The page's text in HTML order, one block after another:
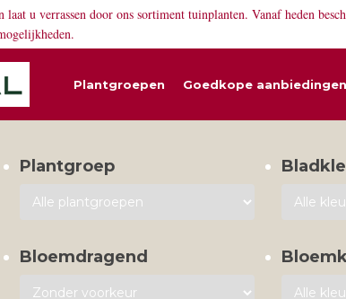
laat u verrassen door ons sortiment tuinplanten. Vanaf heden
Plantgroepen Goedkope aanbiedingen
Plantgroep
Bloemdragend